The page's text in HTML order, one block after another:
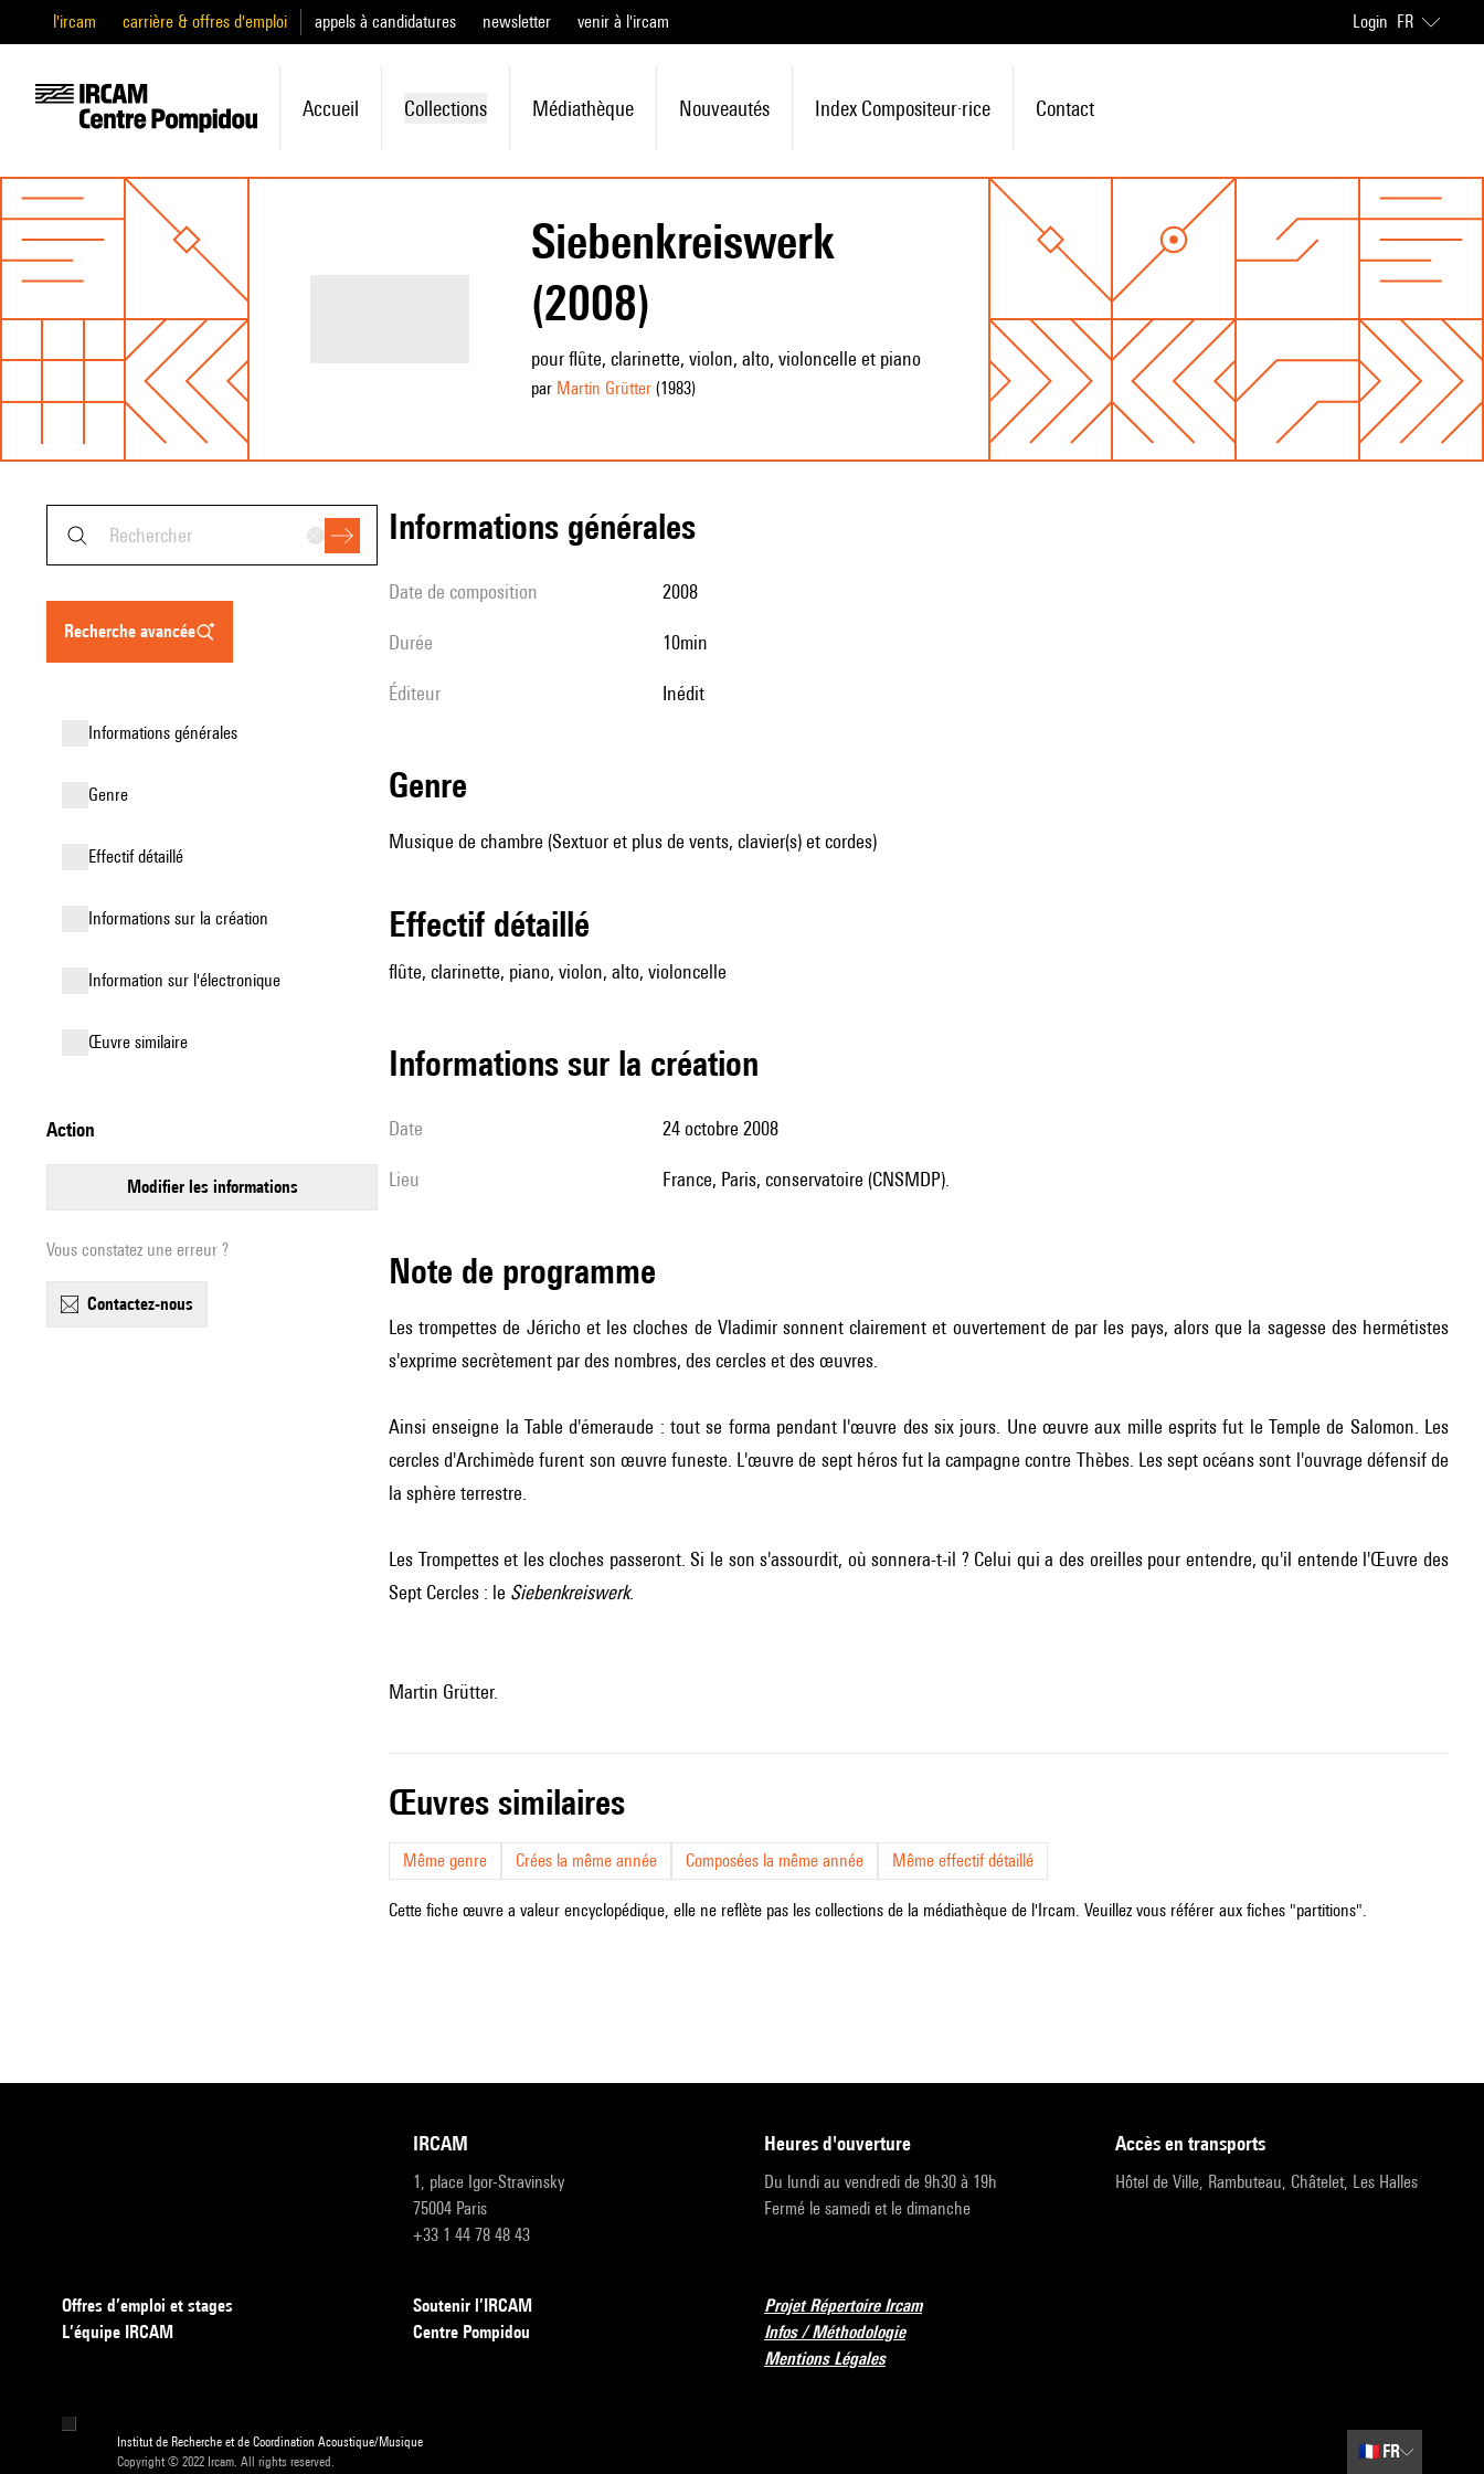
l'ircam carrière & offres d'emploi appels à candidatures newsletter venir à l'ircam Login FR
Accueil Collections Médiathèque Nouveautés Index Compositeur·rice Contact
Siebenkreiswerk
(2008)
pour flûte, clarinette, violon, alto, violoncelle et piano
par Martin Grütter(1983)
recherche avancée
informations générales
genre
effectif détaillé
informations sur la création
Information sur l'électronique
œuvre similaire
action
modifier les informations
Vous constatez une erreur ?
contactez-nous
informations générales
date de composition 2008
durée 10min
éditeur Inédit
genre
Musique de chambre (Sextuor et plus de vents, clavier(s) et cordes)
effectif détaillé
flûte, clarinette, piano, violon, alto, violoncelle
informations sur la création
date 24 octobre 2008
lieu France, Paris, conservatoire (CNSMDP).
Note de programme
Les trompettes de Jéricho et les cloches de Vladimir sonnent clairement et ouvertement de par les pays, alors que la sagesse des hermétistes
s'exprime secrètement par des nombres, des cercles et des œuvres.
Ainsi enseigne la Table d'émeraude : tout se forma pendant l'œuvre des six jours. Une œuvre aux mille esprits fut le Temple de Salomon. Les
cercles d'Archimède furent son œuvre funeste. L'œuvre de sept héros fut la campagne contre Thèbes. Les sept océans sont l'ouvrage défensif de
la sphère terrestre.
Les Trompettes et les cloches passeront. Si le son s'assourdit, où sonnera-t-il ? Celui qui a des oreilles pour entendre, qu'il entende l'Œuvre des
Sept Cercles : le Siebenkreiswerk.
Martin Grütter.
œuvres similaires
Même genre Crées la même année Composées la même année Même effectif détaillé
Cette fiche œuvre a valeur encyclopédique, elle ne reflète pas les collections de la médiathèque de l'Ircam. Veuillez vous référer aux fiches "partitions".
IRCAM
1, place Igor-Stravinsky
75004 Paris
+33 1 44 78 48 43
heures d'ouverture
Du lundi au vendredi de 9h30 à 19h
Fermé le samedi et le dimanche
accès en transports
Hôtel de Ville, Rambuteau, Châtelet, Les Halles
Offres d’emploi et stages
L’équipe IRCAM
Soutenir l’IRCAM
Centre Pompidou
Projet Répertoire Ircam
Infos / Méthodologie
Mentions Légales
Institut de Recherche et de Coordination Acoustique/Musique
Copyright © 2022 Ircam. All rights reserved.
🇫🇷 FR